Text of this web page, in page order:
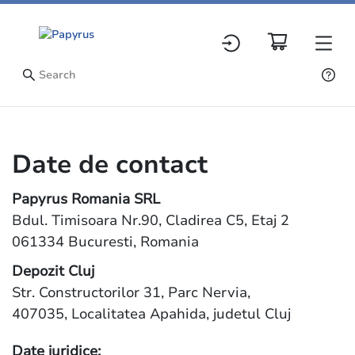
Date de contact
Papyrus Romania SRL
Bdul. Timisoara Nr.90, Cladirea C5, Etaj 2
061334 Bucuresti, Romania
Depozit Cluj
Str. Constructorilor 31, Parc Nervia,
407035, Localitatea Apahida, judetul Cluj
Date juridice: